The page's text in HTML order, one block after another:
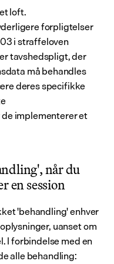
loft.
forpligtelser
i straffeloven
tavshedspligt, der
må behandles
deres specifikke
implementerer et
når du
en session
'behandling' enhver
uanset om
I forbindelse med en
alle behandling: